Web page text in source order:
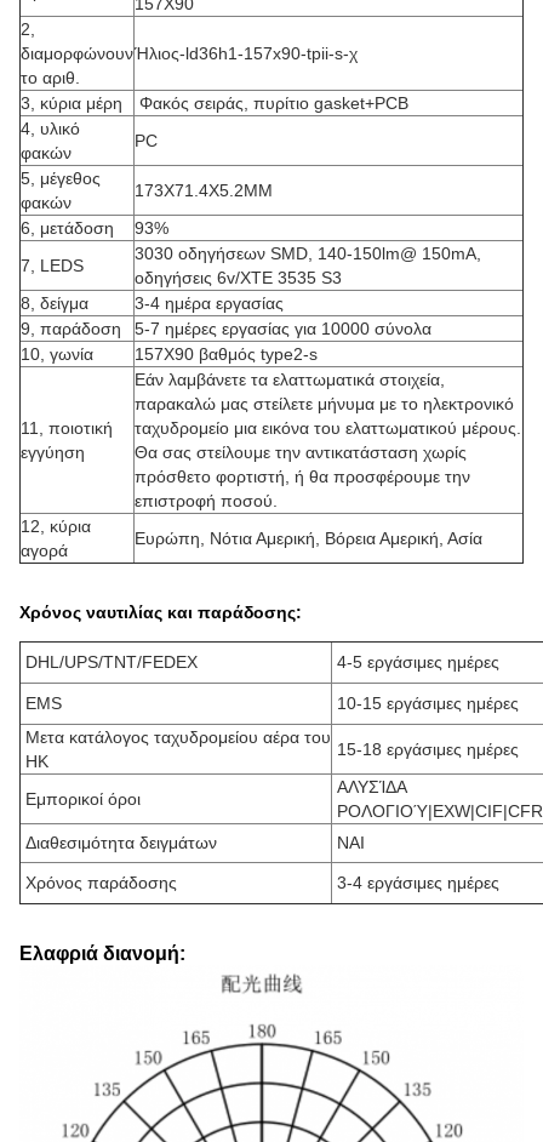
2,
διαμορφώνουν
το αριθ.
Ήλιος-ld36h1-157x90-tpii-s-χ
3, κύρια μέρη
Φακός σειράς, πυρίτιο gasket+PCB
4, υλικό
φακών
PC
5, μέγεθος
φακών
173X71.4X5.2MM
6, μετάδοση
93%
7, LEDS
3030 οδηγήσεων SMD, 140-150lm@ 150mA,
οδηγήσεις 6v/XTE 3535 S3
8, δείγμα
3-4 ημέρα εργασίας
9, παράδοση
5-7 ημέρες εργασίας για 10000 σύνολα
10, γωνία
157X90 βαθμός type2-s
11, ποιοτική
εγγύηση
Εάν λαμβάνετε τα ελαττωματικά στοιχεία,
παρακαλώ μας στείλετε μήνυμα με το ηλεκτρονικό
ταχυδρομείο μια εικόνα του ελαττωματικού μέρους.
Θα σας στείλουμε την αντικατάσταση χωρίς
πρόσθετο φορτιστή, ή θα προσφέρουμε την
επιστροφή ποσού.
12, κύρια
αγορά
Ευρώπη, Νότια Αμερική, Βόρεια Αμερική, Ασία
Χρόνος ναυτιλίας και παράδοσης:
DHL/UPS/TNT/FEDEX 4-5 εργάσιμες ημέρες
EMS
10-15 εργάσιμες ημέρες
Μετα κατάλογος ταχυδρομείου αέρα του
HK
15-18 εργάσιμες ημέρες
Εμπορικοί όροι
ΑΛΥΣΊΔΑ
ΡΟΛΟΓΙΟΎ|EXW|CIF|CFR
Διαθεσιμότητα δειγμάτων
ΝΑΙ
Χρόνος παράδοσης 3-4 εργάσιμες ημέρες
Ελαφριά διανομή: